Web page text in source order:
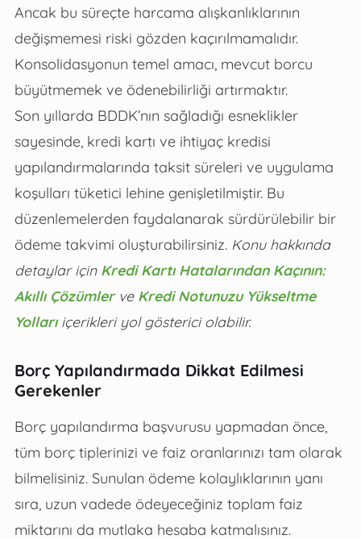
Ancak bu süreçte harcama alışkanlıklarının
değişmemesi riski gözden kaçırılmamalıdır.
Konsolidasyonun temel amacı, mevcut borcu
büyütmemek ve ödenebilirliği artırmaktır.
Son yıllarda BDDK’nın sağladığı esneklikler
sayesinde, kredi kartı ve ihtiyaç kredisi
yapılandırmalarında taksit süreleri ve uygulama
koşulları tüketici lehine genişletilmiştir. Bu
düzenlemelerden faydalanarak sürdürülebilir bir
ödeme takvimi oluşturabilirsiniz. Konu hakkında
detaylar için Kredi Kartı Hatalarından Kaçının:
Akıllı Çözümlerve Kredi Notunuzu Yükseltme
Yollarıiçerikleri yol gösterici olabilir.
Borç Yapılandırmada Dikkat Edilmesi
Gerekenler
Borç yapılandırma başvurusu yapmadan önce,
tüm borç tiplerinizi ve faiz oranlarınızı tam olarak
bilmelisiniz. Sunulan ödeme kolaylıklarının yanı
sıra, uzun vadede ödeyeceğiniz toplam faiz
miktarını da mutlaka hesaba katmalısınız.